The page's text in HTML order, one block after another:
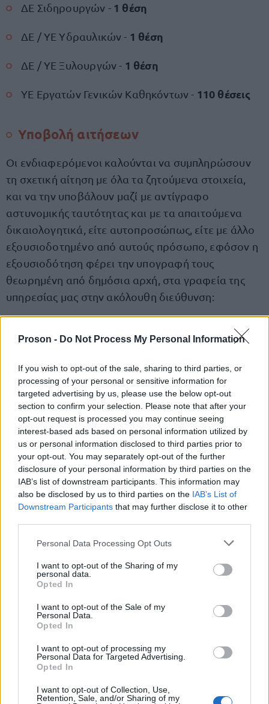
Proson - Do Not Process My Personal Information
If you wish to opt-out of the sale, sharing to third parties, or
processing of your personal or sensitive information for
targeted advertising by us, please use the below opt-out
section to confirm your selection. Please note that after your
opt-out request is processed you may continue seeing
interest-based ads based on personal information utilized by
us or personal information disclosed to third parties prior to
your opt-out. You may separately opt-out of the further
disclosure of your personal information by third parties on the
IAB’s list of downstream participants. This information may
also be disclosed by us to third parties on the IAB’s List of
Downstream Participants that may further disclose it to other
Please note that this website/app uses one or more Google
not limited to your visit or usage behaviour. You may click to
grant or deny consent to Google and its third-party tags to
use your data for below specified purposes in below Google
consent section.
Personal Data Processing Opt Outs
I want to opt-out of the Sharing of my
personal data.
Opted In
I want to opt-out of the Sale of my
Personal Data.
Opted In
I want to opt-out of processing my
Personal Data for Targeted Advertising.
Opted In
I want to opt-out of Collection, Use,
Retention, Sale, and/or Sharing of my
ΔΕ Σιδηρουργών - 1 θέση
ΔΕ / ΥΕ Υδραυλικών - 1 θέση
ΔΕ / ΥΕ Ξυλουργών - 1 θέση
ΥΕ Εργατών Γενικών Καθηκόντων - 110 θέσεις
Υποβολή αιτήσεων
Οι ενδιαφερόμενοι καλούνται να συμπληρώσουν
τη σχετική αίτηση με όλα τα ζητούμενα στοιχεία,
και να την υποβάλουν μαζί με αντίγραφο
αστυνομικής ταυτότητας και με τα απαιτούμενα
δικαιολογητικά, είτε αυτοπροσώπως, είτε με άλλο
εξουσιοδοτημένο από αυτούς πρόσωπο, εφόσον η
εξουσιοδότηση φέρει την υπογραφή τους
θεωρημένη από δημόσια αρχή, στα γραφεία της
υπηρεσίας μας στην ακόλουθη διεύθυνση:
,
Σμήμα Πρωτοκόλλου, Διεκπεραίωσης και
Αρχείου, Ισόγειο, είτε ταχυδρομικά με
συστημένη επιστολή, στα γραφεία της
υπηρεσίας στην ακόλουθη διεύθυνση: Δήμος
Αθηναίων, Γραφείο Πρωτοκόλλου,
Διεκπεραίωσης και Αρχείου, 5ος Όροφος,
Πατησίων 159, Σ.Κ. 11252, Αθήνα, απευθύνοντάς
την στη Διεύθυνση Διαχείρισης και Ανάπτυξης
Ανθρώπινου Δυναμικού, Σμήμα Προσωπικού
Ιδιωτικού Δικαίου, υπόψη κου Γιαννέλη (τηλ.
2144117241 2144117244, 2144117245,
2144117246, 2144117247).
Η προθεσμία υποβολής των αιτήσεων λήγει την
Παρασκευή, 22 Μαΐου 2026
Μείνετε συντονισμένοι στο Proson.gr, ώστε να
ενημερώνεστε πρώτοι για όλες τις
δήμους.